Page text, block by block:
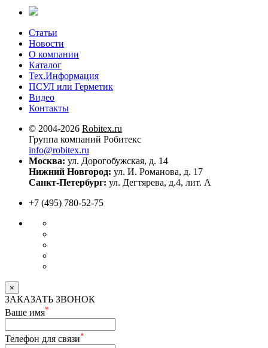
Статьи
Новости
О компании
Каталог
Тех.Информация
ПСУЛ или Герметик
Видео
Контакты
© 2004-2026 Robitex.ru
Группа компаний Робитекс
info@robitex.ru
Москва: ул. Дорогобужская, д. 14
Нижний Новгород: ул. И. Романова, д. 17
Санкт-Петербург: ул. Дегтярева, д.4, лит. А
+7 (495) 780-52-75
×
ЗАКАЗАТЬ ЗВОНОК
Ваше имя*
Телефон для связи*